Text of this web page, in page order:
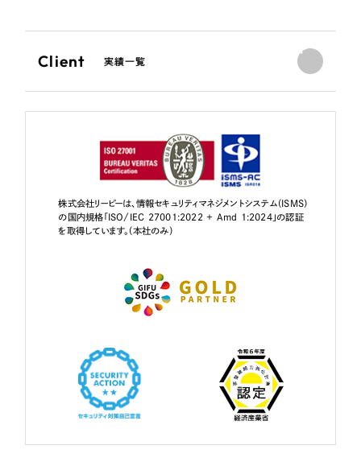
Client 実績一覧
株式会社リーピーは、情報セキュリティマネジメントシステム（ISMS）
の国内規格「ISO/IEC 27001:2022 + Amd 1:2024」の認証
を取得しています。（本社のみ）